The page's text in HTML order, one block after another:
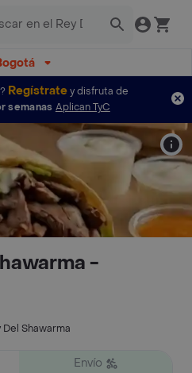
Regístratey disfruta de
semanas Aplican TyC
-
Shawarma
Envío